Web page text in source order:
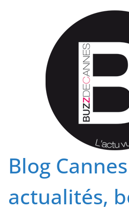
Blog
actualités,